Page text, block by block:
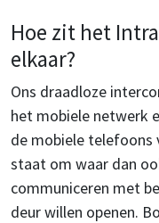
Hoe zit het
elkaar?
Ons draadloze
het mobiele netwerk
de mobiele telefoons
staat om waar dan
communiceren met
deur willen openen.